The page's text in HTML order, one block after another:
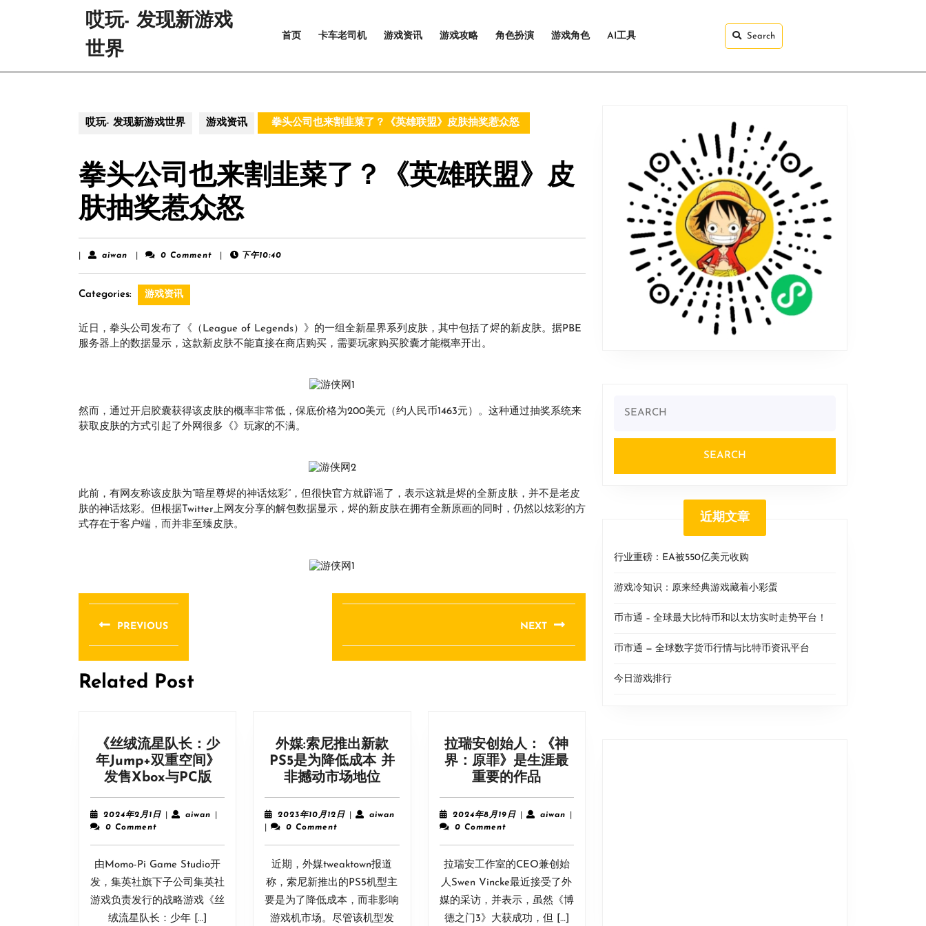
哎玩- 发现新游戏
世界
首页 卡车老司机 游戏资讯 游戏攻略 角色扮演 游戏角色 AI工具 Search
哎玩- 发现新游戏世界 游戏资讯 拳头公司也来割韭菜了？《英雄联盟》皮肤抽奖惹众怒
拳头公司也来割韭菜了？《英雄联盟》皮
肤抽奖惹众怒
aiwan aiwan 0 Comment 下午10:40
Categories: 游戏资讯
近日，拳头公司发布了《（League of Legends）》的一组全新星界系列皮肤，其中包括了烬的新皮肤。据PBE
服务器上的数据显示，这款新皮肤不能直接在商店购买，需要玩家购买胶囊才能概率开出。
然而，通过开启胶囊获得该皮肤的概率非常低，保底价格为200美元（约人民币1463元）。这种通过抽奖系统来
获取皮肤的方式引起了外网很多《》玩家的不满。
此前，有网友称该皮肤为“暗星尊烬的神话炫彩”，但很快官方就辟谣了，表示这就是烬的全新皮肤，并不是老皮
肤的神话炫彩。但根据Twitter上网友分享的解包数据显示，烬的新皮肤在拥有全新原画的同时，仍然以炫彩的方
式存在于客户端，而并非至臻皮肤。
文
章
导
航
PREVIOUS
post:
NEXT
post:
Related Post
《丝绒流星队长：少
年Jump+双重空间》
发售Xbox与PC版《丝
绒
流
队
长：
少
年
2024年2月1日2024
1
日
aiwanaiwan
0 Comment
由Momo-Pi Game Studio开
发，集英社旗下子公司集英社
游戏负责发行的战略游戏《丝
绒流星队长：少年 […]
外媒:索尼推出新款
PS5是为降低成本 并
非撼动市场地位外
媒:
索
推
出
新
款
PS5
2023年10月12日2023
12
日
aiwan
0 Comment
近期，外媒tweaktown报道
称，索尼新推出的PS5机型主
要是为了降低成本，而非影响
游戏机市场。尽管该机型发
拉瑞安创始人：《神
界：原罪》是生涯最
重要的作品拉
瑞
安
始
人：
《神
界：
原
2024年8月19日2024
19
日
aiwanaiwan
0 Comment
拉瑞安工作室的CEO兼创始
人Swen Vincke最近接受了外
媒的采访，并表示，虽然《博
德之门3》大获成功，但 […]
for:
近期文章
行业重磅：EA被550亿美元收购
游戏冷知识：原来经典游戏藏着小彩蛋
币市通 – 全球最大比特币和以太坊实时走势平台！
币市通 — 全球数字货币行情与比特币资讯平台
今日游戏排行